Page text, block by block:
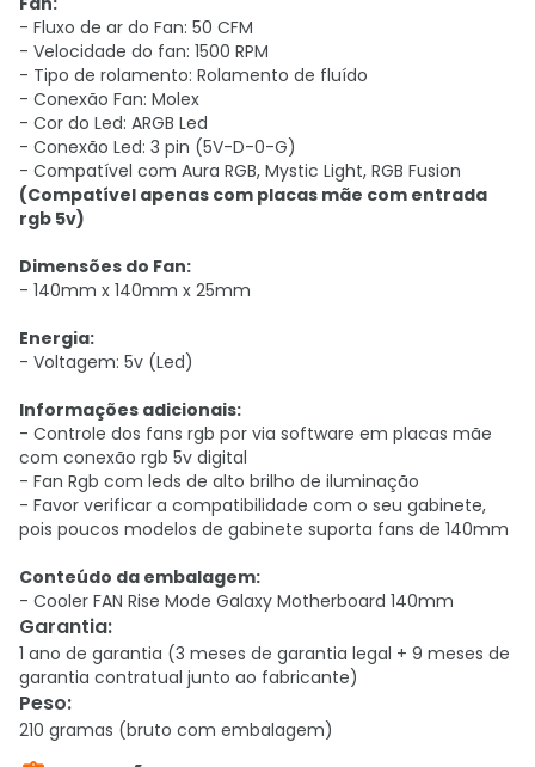
- Fluxo de ar do Fan: 50 CFM
- Velocidade do fan: 1500 RPM
- Tipo de rolamento: Rolamento de fluído
- Conexão Fan: Molex
- Cor do Led: ARGB Led
- Conexão Led: 3 pin (5V-D-0-G)
- Compatível com Aura RGB, Mystic Light, RGB Fusion
(Compatível apenas com placas mãe com entrada
rgb 5v)
Dimensões do Fan:
- 140mm x 140mm x 25mm
Energia:
- Voltagem: 5v (Led)
Informações adicionais:
- Controle dos fans rgb por via software em placas mãe
com conexão rgb 5v digital
- Fan Rgb com leds de alto brilho de iluminação
- Favor verificar a compatibilidade com o seu gabinete,
pois poucos modelos de gabinete suporta fans de 140mm
Conteúdo da embalagem:
- Cooler FAN Rise Mode Galaxy Motherboard 140mm
Garantia:
1 ano de garantia (3 meses de garantia legal + 9 meses de
garantia contratual junto ao fabricante)
Peso:
210 gramas (bruto com embalagem)